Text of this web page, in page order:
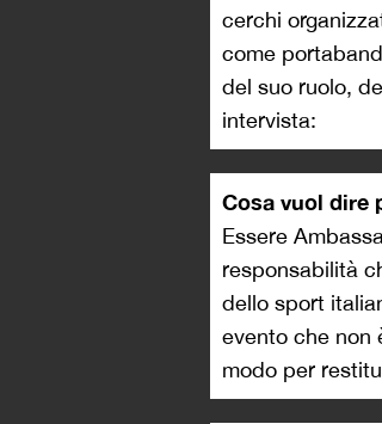
cerchi
come
del suo ruolo,
intervista:
Cosa vuol dire
Essere
responsabilità
dello sport
evento che non
modo per